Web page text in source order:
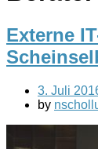
Externe
3. Juli
by